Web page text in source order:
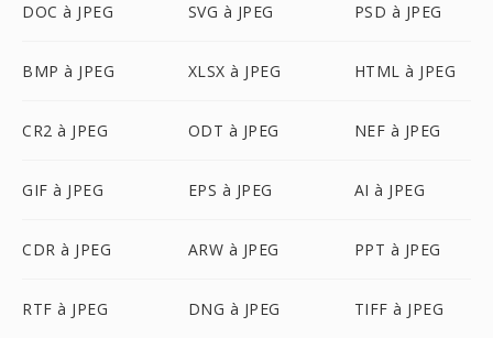
DOC à JPEG SVG à JPEG PSD à JPEG
BMP à JPEG XLSX à JPEG HTML à JPEG
CR2 à JPEG ODT à JPEG NEF à JPEG
GIF à JPEG EPS à JPEG AI à JPEG
CDR à JPEG ARW à JPEG PPT à JPEG
RTF à JPEG DNG à JPEG TIFF à JPEG